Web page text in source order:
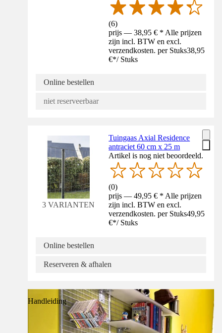
(6)
prijs — 38,95 € * Alle prijzen
zijn incl. BTW en excl.
verzendkosten. per Stuks38,95
€*/ Stuks
Online bestellen
niet reserveerbaar
3 VARIANTEN
Tuingaas Axial Residence
antraciet 60 cm x 25 m
Artikel is nog niet beoordeeld.
(0)
prijs — 49,95 € * Alle prijzen
zijn incl. BTW en excl.
verzendkosten. per Stuks49,95
€*/ Stuks
Online bestellen
Reserveren & afhalen
Handleiding